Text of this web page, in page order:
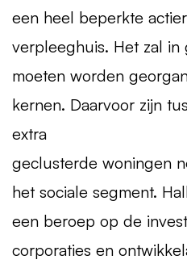
een heel beperkte
verpleeghuis. Het zal
moeten worden
kernen. Daarvoor zijn
extra
geclusterde woningen
het sociale segment.
een beroep op de
corporaties en